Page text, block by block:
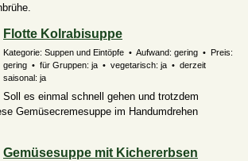
Flotte Kolrabisuppe
Kategorie: Suppen und Eintöpfe • Aufwand: gering • Preis:
gering • für Gruppen: ja • vegetarisch: ja • derzeit
saisonal: ja
Soll es einmal schnell gehen und trotzdem
Gemüsecremesuppe im Handumdrehen
Gemüsesuppe mit Kichererbsen